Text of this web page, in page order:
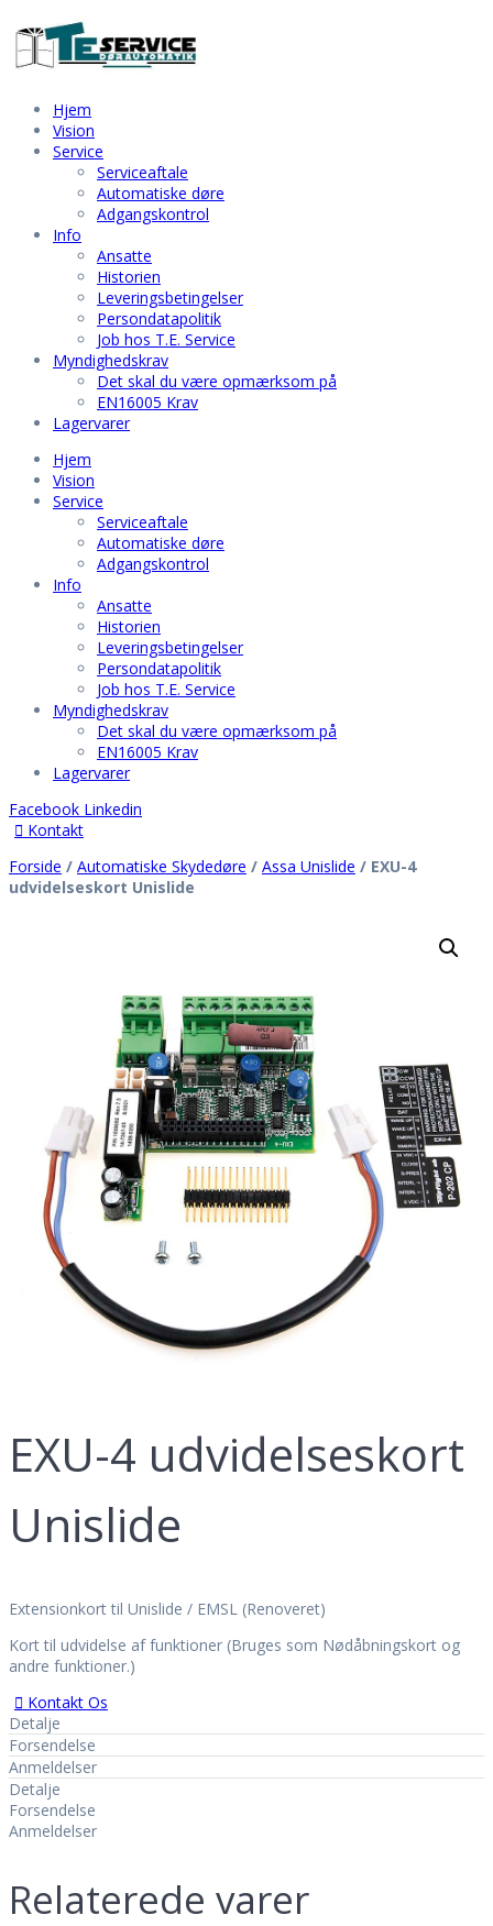
Hjem
Vision
Service
Serviceaftale
Automatiske døre
Adgangskontrol
Info
Ansatte
Historien
Leveringsbetingelser
Persondatapolitik
Job hos T.E. Service
Myndighedskrav
Det skal du være opmærksom på
EN16005 Krav
Lagervarer
Hjem
Vision
Service
Serviceaftale
Automatiske døre
Adgangskontrol
Info
Ansatte
Historien
Leveringsbetingelser
Persondatapolitik
Job hos T.E. Service
Myndighedskrav
Det skal du være opmærksom på
EN16005 Krav
Lagervarer
Facebook Linkedin
Kontakt
Hjem
Vision
Ansatte
Historien
Leveringsbetingelser
Persondatapolitik
Job hos T.E. Service
Myndighedskrav
Det skal du være opmærksom på
EN16005 Krav
Lagervarer
Kontakt
Forside / Automatiske Skydedøre / Assa Unislide / EXU-4
udvidelseskort Unislide
EXU-4 udvidelseskort
Unislide
Extensionkort til Unislide / EMSL (Renoveret)
Kort til udvidelse af funktioner (Bruges som Nødåbningskort og
andre funktioner.)
Kontakt Os
Detalje
Forsendelse
Anmeldelser
Detalje
Forsendelse
Anmeldelser
Relaterede varer